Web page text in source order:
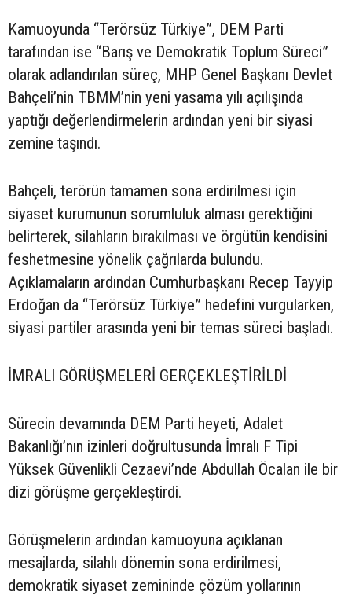
Kamuoyunda “Terörsüz Türkiye”, DEM Parti
tarafından ise “Barış ve Demokratik Toplum Süreci”
olarak adlandırılan süreç, MHP Genel Başkanı Devlet
Bahçeli’nin TBMM’nin yeni yasama yılı açılışında
yaptığı değerlendirmelerin ardından yeni bir siyasi
zemine taşındı.
Bahçeli, terörün tamamen sona erdirilmesi için
siyaset kurumunun sorumluluk alması gerektiğini
belirterek, silahların bırakılması ve örgütün kendisini
feshetmesine yönelik çağrılarda bulundu.
Açıklamaların ardından Cumhurbaşkanı Recep Tayyip
Erdoğan da “Terörsüz Türkiye” hedefini vurgularken,
siyasi partiler arasında yeni bir temas süreci başladı.
İMRALI GÖRÜŞMELERİ GERÇEKLEŞTİRİLDİ
Sürecin devamında DEM Parti heyeti, Adalet
Bakanlığı’nın izinleri doğrultusunda İmralı F Tipi
Yüksek Güvenlikli Cezaevi’nde Abdullah Öcalan ile bir
dizi görüşme gerçekleştirdi.
Görüşmelerin ardından kamuoyuna açıklanan
mesajlarda, silahlı dönemin sona erdirilmesi,
demokratik siyaset zemininde çözüm yollarının